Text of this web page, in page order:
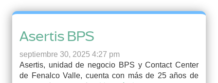
Asertis BPS
septiembre 30, 2025 4:27 pm
Asertis, unidad de negocio BPS y Contact Center
de Fenalco Valle, cuenta con más de 25 años de